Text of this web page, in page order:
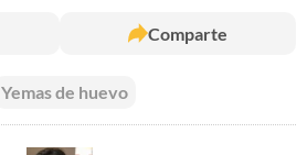
Comparte
Yemas de huevo